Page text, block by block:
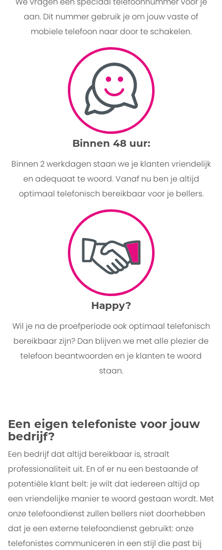
aan. Dit nummer gebruik je om jouw vaste of
mobiele telefoon naar door te schakelen.
Binnen 48 uur:
Binnen 2 werkdagen staan we je klanten vriendelijk
en adequaat te woord. Vanaf nu ben je altijd
optimaal telefonisch bereikbaar voor je bellers.
Happy?
Wil je na de proefperiode ook optimaal telefonisch
bereikbaar zijn? Dan blijven we met alle plezier de
telefoon beantwoorden en je klanten te woord
staan.
Een eigen telefoniste voor jouw
bedrijf?
Een bedrijf dat altijd bereikbaar is, straalt
professionaliteit uit. En of er nu een bestaande of
potentiële klant belt: je wilt dat iedereen altijd op
een vriendelijke manier te woord gestaan wordt. Met
onze telefoondienst zullen bellers niet doorhebben
dat je een externe telefoondienst gebruikt: onze
telefonistes communiceren in een stijl die past bij